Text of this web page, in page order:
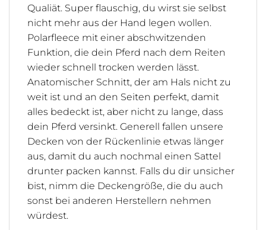
Qualiät. Super flauschig, du wirst sie selbst
nicht mehr aus der Hand legen wollen.
Polarfleece mit einer abschwitzenden
Funktion, die dein Pferd nach dem Reiten
wieder schnell trocken werden lässt.
Anatomischer Schnitt, der am Hals nicht zu
weit ist und an den Seiten perfekt, damit
alles bedeckt ist, aber nicht zu lange, dass
dein Pferd versinkt. Generell fallen unsere
Decken von der Rückenlinie etwas länger
aus, damit du auch nochmal einen Sattel
drunter packen kannst. Falls du dir unsicher
bist, nimm die Deckengröße, die du auch
sonst bei anderen Herstellern nehmen
würdest.